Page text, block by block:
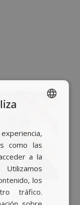
BASQUE
ENGLISH
como las
a la
Utilizamos
los
tráfico.